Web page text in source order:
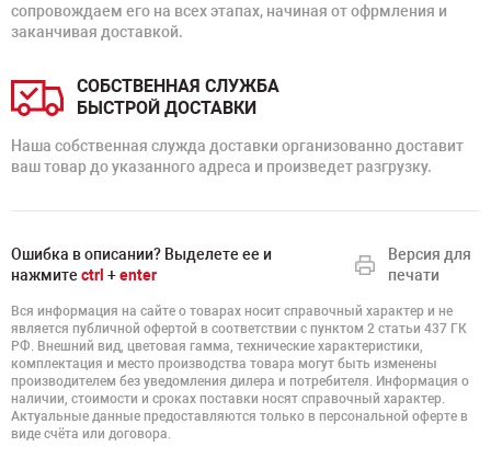
сопровождаем его на всех этапах, начиная от офрмления и
заканчивая доставкой.
СОБСТВЕННАЯ СЛУЖБА
БЫСТРОЙ ДОСТАВКИ
Наша собственная служда доставки организованно доставит
ваш товар до указанного адреса и произведет разгрузку.
Ошибка в описании? Выделете ее и
нажмите ctrl +enter
Версия для
печати
Вся информация на сайте о товарах носит справочный характер и не
является публичной офертой в соответствии с пунктом 2 статьи 437 ГК
РФ. Внешний вид, цветовая гамма, технические характеристики,
комплектация и место производства товара могут быть изменены
производителем без уведомления дилера и потребителя. Информация о
наличии, стоимости и сроках поставки носят справочный характер.
Актуальные данные предоставляются только в персональной оферте в
виде счёта или договора.